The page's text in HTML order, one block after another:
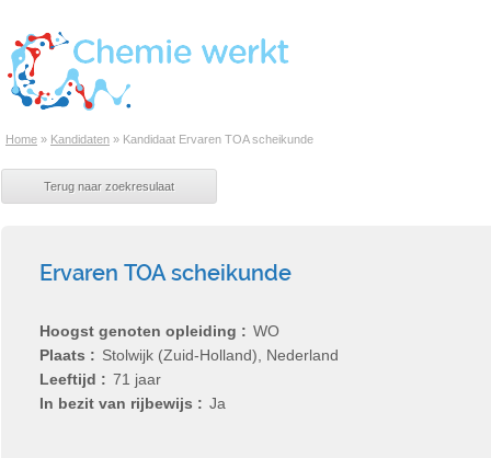
Home » Kandidaten » Kandidaat Ervaren TOA scheikunde
Ervaren TOA scheikunde
Hoogst genoten opleiding
WO
Plaats
Stolwijk (Zuid-Holland), Nederland
Leeftijd
71 jaar
In bezit van rijbewijs
Ja